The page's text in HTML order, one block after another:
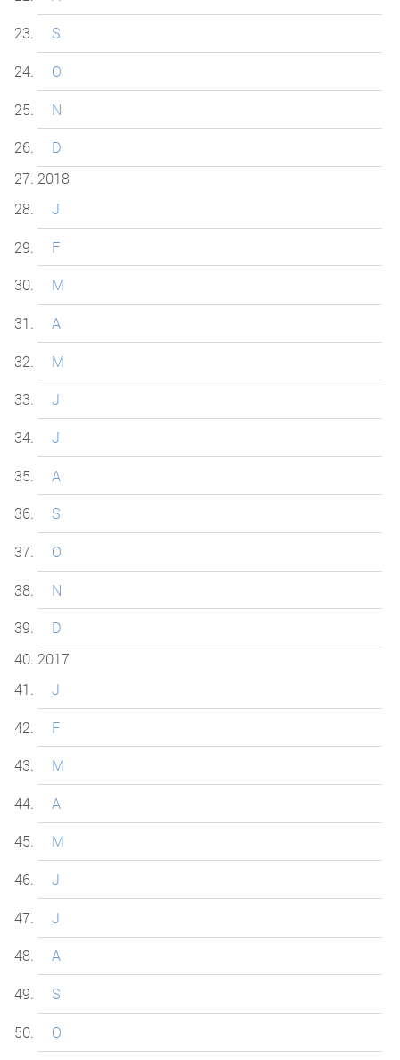
S
O
N
D
2018
J
F
M
A
M
J
J
A
S
O
N
D
2017
J
F
M
A
M
J
J
A
S
O